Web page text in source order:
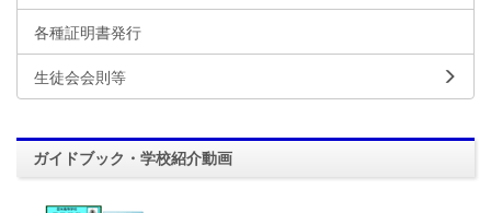
各種証明書発行
生徒会会則等
ガイドブック・学校紹介動画